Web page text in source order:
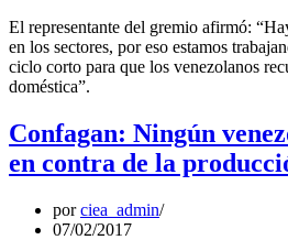
El representante del gremio afirmó:
en los sectores, por eso estamos
ciclo corto para que los venezolanos
doméstica”.
Confagan: Ningún
en contra de la
porciea_admin
07/02/2017